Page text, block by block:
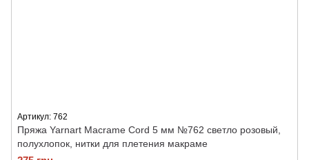
Артикул: 762
Пряжа Yarnart Macrame Cord 5 мм №762 светло розовый,
полухлопок, нитки для плетения макраме